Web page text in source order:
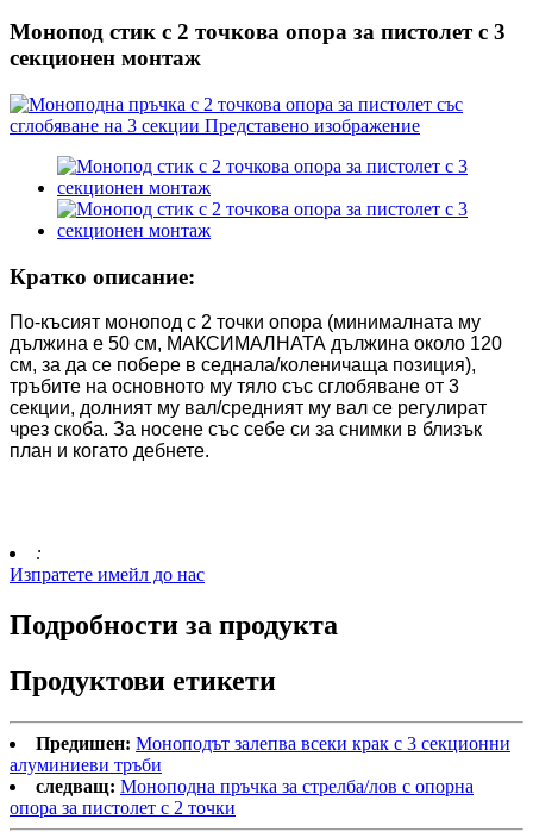
Монопод стик с 2 точкова опора за пистолет с 3
секционен монтаж
Кратко описание:
По-късият монопод с 2 точки опора (минималната му
дължина е 50 см, МАКСИМАЛНАТА дължина около 120
см, за да се побере в седнала/коленичаща позиция),
тръбите на основното му тяло със сглобяване от 3
секции, долният му вал/средният му вал се регулират
чрез скоба. За носене със себе си за снимки в близък
план и когато дебнете.
:
Изпратете имейл до нас
Подробности за продукта
Продуктови етикети
Предишен: Моноподът залепва всеки крак с 3 секционни
алуминиеви тръби
следващ: Моноподна пръчка за стрелба/лов с опорна
опора за пистолет с 2 точки